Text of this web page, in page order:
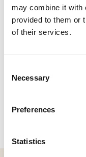
may combine it with
provided to them or
of their services.
Selection
Necessary
Preferences
Statistics